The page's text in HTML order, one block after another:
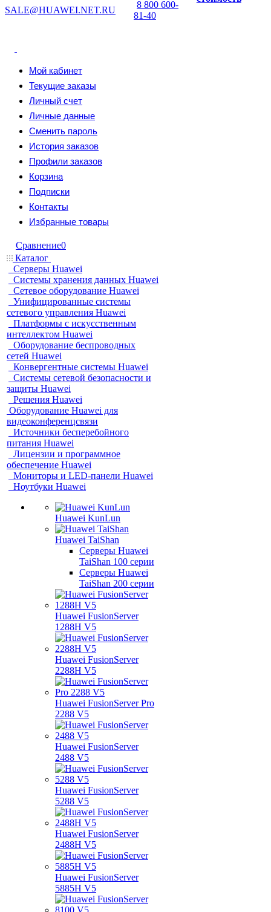
SALE@HUAWEI.NET.RU
8 800 600-
81-40
Мой кабинет
Текущие заказы
Личный счет
Личные данные
Сменить пароль
История заказов
Профили заказов
Корзина
Подписки
Контакты
Избранные товары
Сравнение0
Каталог
Серверы Huawei
Системы хранения данных Huawei
Сетевое оборудование Huawei
Унифицированные системы
сетевого управления Huawei
Платформы с искусственным
интеллектом Huawei
Оборудование беспроводных
сетей Huawei
Конвергентные системы Huawei
Системы сетевой безопасности и
защиты Huawei
Решения Huawei
Оборудование Huawei для
видеоконференцсвязи
Источники бесперебойного
питания Huawei
Лицензии и программное
обеспечение Huawei
Мониторы и LED-панели Huawei
Ноутбуки Huawei
Huawei KunLun
Huawei TaiShan
Серверы Huawei
TaiShan 100 серии
Серверы Huawei
TaiShan 200 серии
Huawei FusionServer
1288H V5
Huawei FusionServer
2288H V5
Huawei FusionServer Pro
2288 V5
Huawei FusionServer
2488 V5
Huawei FusionServer
5288 V5
Huawei FusionServer
2488H V5
Huawei FusionServer
5885H V5